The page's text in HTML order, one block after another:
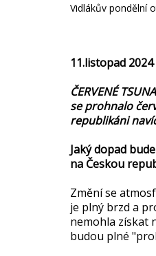
Vidlákův pondělní
11.listopad 2024
ČERVENÉ
se prohnalo
republikáni
Jaký dopad
na Českou
Změní se
je plný brzd a
nemohla získat
budou plné